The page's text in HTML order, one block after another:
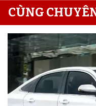
CÙNG